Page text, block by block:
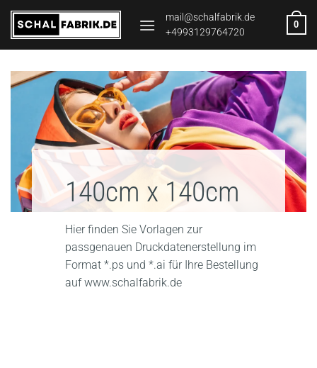
Zum
Inhalt
springen
mail@schalfabrik.de
+4993129764720
0
140cm x 140cm
Hier finden Sie Vorlagen zur
passgenauen Druckdatenerstellung im
Format *.ps und *.ai für Ihre Bestellung
auf www.schalfabrik.de